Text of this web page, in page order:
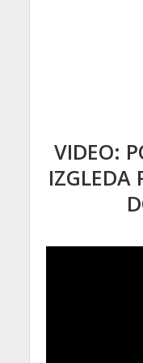
VIDEO:
IZGLEDA